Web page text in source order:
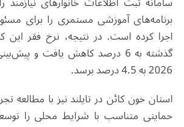
برنامه‌های آموزشی مستمری را برای
اجرا کرده است. در نتیجه، نرخ فقر این
گذشته به 6 درصد کاهش یافت و
2026 به 4.5 درصد برسد.
استان خون کائن در تایلند نیز با مطالعه
حمایتی متناسب با شرایط محلی را